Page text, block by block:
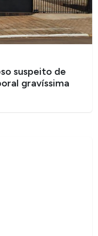
suspeito de
gravíssima